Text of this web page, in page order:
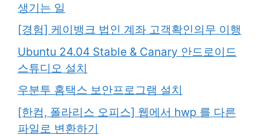
생기는 일
[경험] 케이뱅크 법인 계좌 고객확인의무 이행
Ubuntu 24.04 Stable & Canary 안드로이드
스튜디오 설치
우분투 홈택스 보안프로그램 설치
[한컴, 폴라리스 오피스] 웹에서 hwp 를 다른
파일로 변환하기